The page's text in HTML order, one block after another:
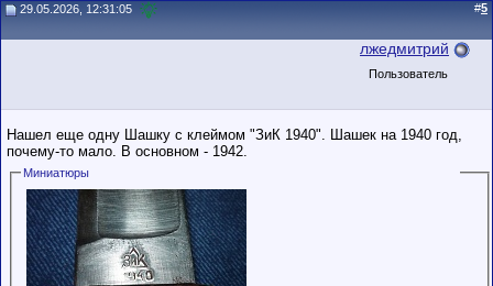
29.05.2026, 12:31:05 #5
лжедмитрий
Пользователь
Нашел еще одну Шашку с клеймом "ЗиК 1940". Шашек на 1940 год,
почему-то мало. В основном - 1942.
Миниатюры